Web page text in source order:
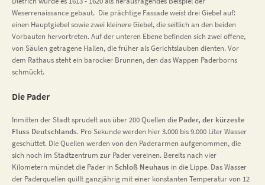
Weserrenaissance gebaut. Die prächtige Fassade weist drei Giebel auf:
einen Hauptgiebel sowie zwei kleinere Giebel, die seitlich an den beiden
Vorbauten hervortreten. Auf der unteren Ebene befinden sich zwei offene,
von Säulen getragene Hallen, die früher als Gerichtslauben dienten. Vor
dem Rathaus steht ein barocker Brunnen, den das Wappen Paderborns
schmückt.
Die Pader
Inmitten der Stadt sprudelt aus über 200 Quellen die Pader, der kürzeste
Fluss Deutschlands. Pro Sekunde werden hier 3.000 bis 9.000 Liter Wasser
geschüttet. Die Quellen werden von den Paderarmen aufgenommen, die
sich noch im Stadtzentrum zur Pader vereinen. Bereits nach vier
Kilometern mündet die Pader in Schloß Neuhaus in die Lippe. Das Wasser
der Paderquellen quillt ganzjährig mit einer konstanten Temperatur von 12